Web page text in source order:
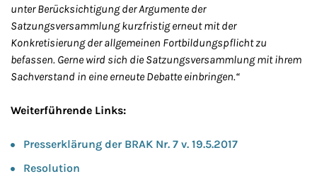
unter Berücksichtigung der Argumente der
Satzungsversammlung kurzfristig erneut mit der
Konkretisierung der allgemeinen Fortbildungspflicht zu
befassen. Gerne wird sich die Satzungsversammlung mit ihrem
Sachverstand in eine erneute Debatte einbringen.“
Weiterführende Links:
Presserklärung der BRAK Nr. 7 v. 19.5.2017
Resolution